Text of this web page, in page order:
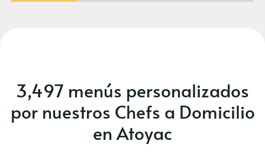
3,497 menús personalizados
por nuestros Chefs a Domicilio
en Atoyac